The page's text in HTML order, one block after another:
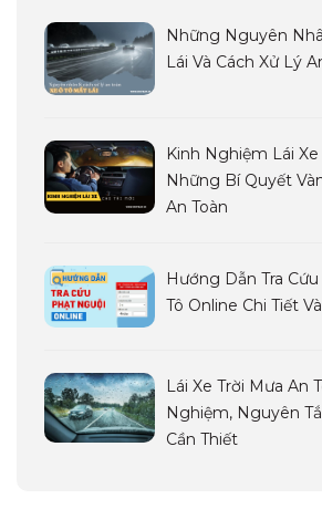
Những Nguyên
Lái Và Cách Xử Lý
Kinh Nghiệm Lái
Những Bí Quyết
An Toàn
Hướng Dẫn Tra
Tô Online Chi Tiết
Lái Xe Trời Mưa An
Nghiệm, Nguyên
Cần Thiết